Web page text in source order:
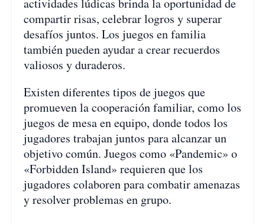
actividades lúdicas brinda la oportunidad de
compartir risas, celebrar logros y superar
desafíos juntos. Los juegos en familia
también pueden ayudar a crear recuerdos
valiosos y duraderos.
Existen diferentes tipos de juegos que
promueven la cooperación familiar, como los
juegos de mesa en equipo, donde todos los
jugadores trabajan juntos para alcanzar un
objetivo común. Juegos como «Pandemic» o
«Forbidden Island» requieren que los
jugadores colaboren para combatir amenazas
y resolver problemas en grupo.